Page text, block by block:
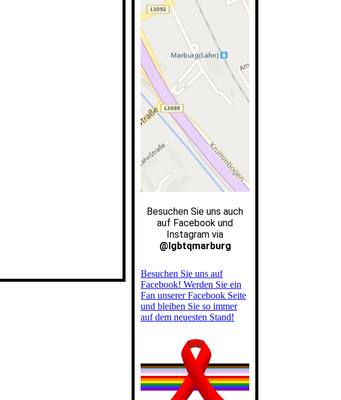
Besuchen Sie uns auch
auf Facebook und
Instagram via
@lgbtqmarburg
Besuchen Sie uns auf
Facebook! Werden Sie ein
Fan unserer Facebook Seite
und bleiben Sie so immer
auf dem neuesten Stand!